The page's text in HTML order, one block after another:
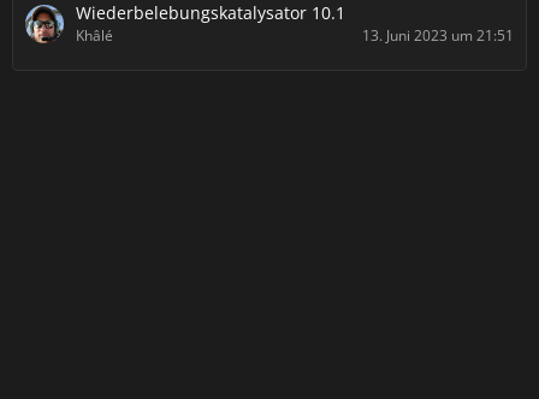
Wiederbelebungskatalysator 10.1
Khâlé 13. Juni 2023 um 21:51